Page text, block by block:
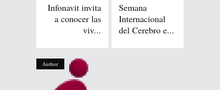
Infonavit invita
a conocer las
viv...
Semana
Internacional
del Cerebro e...
Author